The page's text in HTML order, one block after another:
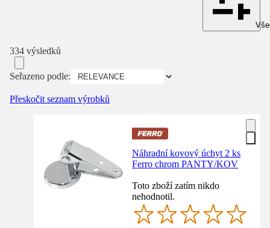
334 výsledků
Seřazeno podle:
Přeskočit seznam výrobků
Náhradní kovový úchyt 2 ks
Ferro chrom PANTY/KOV
Toto zboží zatím nikdo
nehodnotil.